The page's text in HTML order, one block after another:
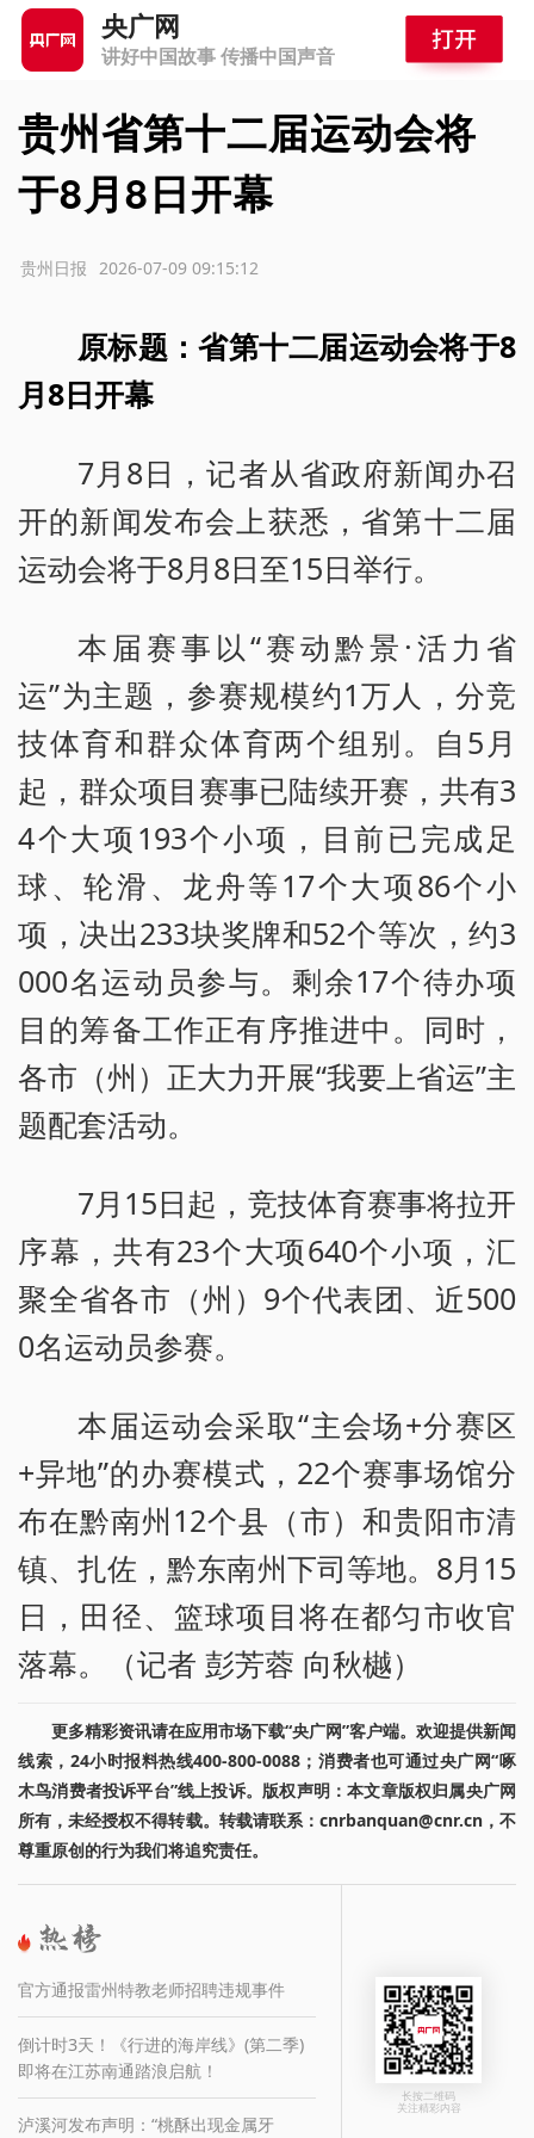
央广网
讲好中国故事 传播中国声音
贵州省第十二届运动会将
于8月8日开幕
2026-07-09 09:15:12
贵州日报
原标题：省第十二届运动会将于8
月8日开幕
7月8日，记者从省政府新闻办召
开的新闻发布会上获悉，省第十二届
运动会将于8月8日至15日举行。
本届赛事以“赛动黔景·活力省
运”为主题，参赛规模约1万人，分竞
技体育和群众体育两个组别。自5月
起，群众项目赛事已陆续开赛，共有3
4个大项193个小项，目前已完成足
球、轮滑、龙舟等17个大项86个小
项，决出233块奖牌和52个等次，约3
000名运动员参与。剩余17个待办项
目的筹备工作正有序推进中。同时，
各市（州）正大力开展“我要上省运”主
题配套活动。
7月15日起，竞技体育赛事将拉开
序幕，共有23个大项640个小项，汇
聚全省各市（州）9个代表团、近500
0名运动员参赛。
本届运动会采取“主会场+分赛区
+异地”的办赛模式，22个赛事场馆分
布在黔南州12个县（市）和贵阳市清
镇、扎佐，黔东南州下司等地。8月15
日，田径、篮球项目将在都匀市收官
落幕。（记者 彭芳蓉 向秋樾）
更多精彩资讯请在应用市场下载“央广网”客户端。欢迎提供新闻
线索，24小时报料热线400-800-0088；消费者也可通过央广网“啄
木鸟消费者投诉平台”线上投诉。版权声明：本文章版权归属央广网
所有，未经授权不得转载。转载请联系：cnrbanquan@cnr.cn，不
尊重原创的行为我们将追究责任。
官方通报雷州特教老师招聘违规事件
倒计时3天！《行进的海岸线》(第二季)
即将在江苏南通踏浪启航！
泸溪河发布声明：“桃酥出现金属牙
长按二维码
关注精彩内容